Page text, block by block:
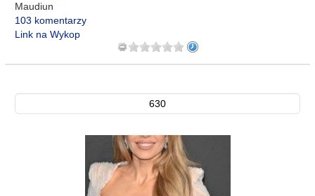
Maudiun
103 komentarzy
Link na Wykop
630